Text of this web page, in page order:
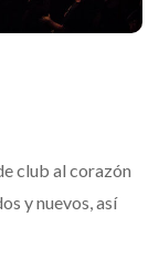
club al corazón
y nuevos, así